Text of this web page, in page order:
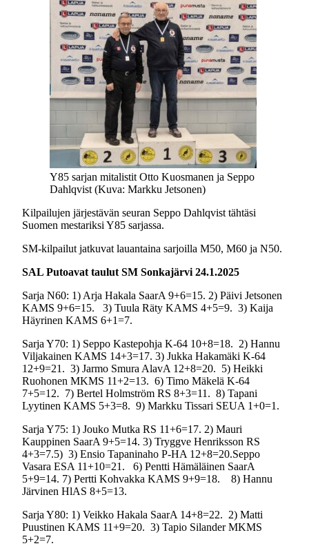
Y85 sarjan mitalistit Otto Kuosmanen ja Seppo
Dahlqvist (Kuva: Markku Jetsonen)
Kilpailujen järjestävän seuran Seppo Dahlqvist tähtäsi
Suomen mestariksi Y85 sarjassa.
SM-kilpailut jatkuvat lauantaina sarjoilla M50, M60 ja N50.
SAL Putoavat taulut SM Sonkajärvi 24.1.2025
Sarja N60: 1) Arja Hakala SaarA 9+6=15. 2) Päivi Jetsonen
KAMS 9+6=15.
3) Tuula Räty KAMS 4+5=9. 3) Kaija
Häyrinen KAMS 6+1=7.
Sarja Y70: 1) Seppo Kastepohja K-64 10+8=18. 2) Hannu
Viljakainen KAMS 14+3=17. 3) Jukka Hakamäki K-64
12+9=21. 3) Jarmo Smura AlavA 12+8=20. 5) Heikki
Ruohonen MKMS 11+2=13. 6) Timo Mäkelä K-64
7+5=12. 7) Bertel Holmström RS 8+3=11. 8) Tapani
Lyytinen KAMS 5+3=8. 9) Markku Tissari SEUA 1+0=1.
Sarja Y75: 1) Jouko Mutka RS 11+6=17. 2) Mauri
Kauppinen SaarA 9+5=14. 3) Tryggve Henriksson RS
4+3=7.5) 3) Ensio Tapaninaho P-HA 12+8=20.Seppo
Vasara ESA 11+10=21.
6) Pentti Hämäläinen SaarA
5+9=14. 7) Pertti Kohvakka KAMS 9+9=18.
8) Hannu
Järvinen HlAS 8+5=13.
Sarja Y80: 1) Veikko Hakala SaarA 14+8=22. 2) Matti
Puustinen KAMS 11+9=20. 3) Tapio Silander MKMS
5+2=7.